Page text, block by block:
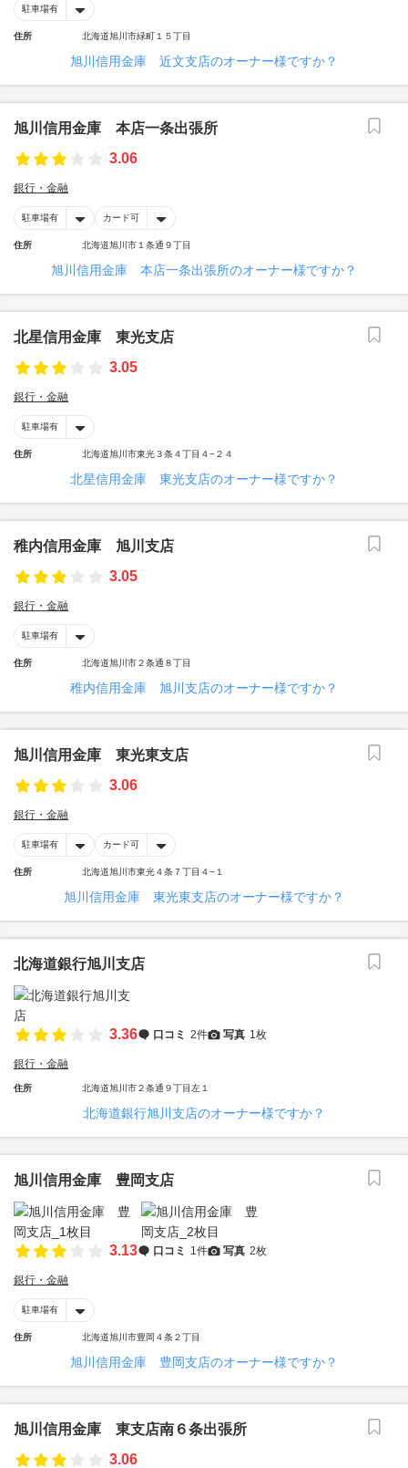
駐車場有
住所 北海道旭川市緑町１５丁目
旭川信用金庫 近文支店のオーナー様ですか？
旭川信用金庫 本店一条出張所
3.06
銀行・金融
駐車場有 カード可
住所 北海道旭川市１条通９丁目
旭川信用金庫 本店一条出張所のオーナー様ですか？
北星信用金庫 東光支店
3.05
銀行・金融
駐車場有
住所 北海道旭川市東光３条４丁目４−２４
北星信用金庫 東光支店のオーナー様ですか？
稚内信用金庫 旭川支店
3.05
銀行・金融
駐車場有
住所 北海道旭川市２条通８丁目
稚内信用金庫 旭川支店のオーナー様ですか？
旭川信用金庫 東光東支店
3.06
銀行・金融
駐車場有 カード可
住所 北海道旭川市東光４条７丁目４−１
旭川信用金庫 東光東支店のオーナー様ですか？
北海道銀行旭川支店
3.36 口コミ 2件 写真 1枚
銀行・金融
住所 北海道旭川市２条通９丁目左１
北海道銀行旭川支店のオーナー様ですか？
旭川信用金庫 豊岡支店
3.13 口コミ 1件 写真 2枚
銀行・金融
駐車場有
住所 北海道旭川市豊岡４条２丁目
旭川信用金庫 豊岡支店のオーナー様ですか？
旭川信用金庫 東支店南６条出張所
3.06